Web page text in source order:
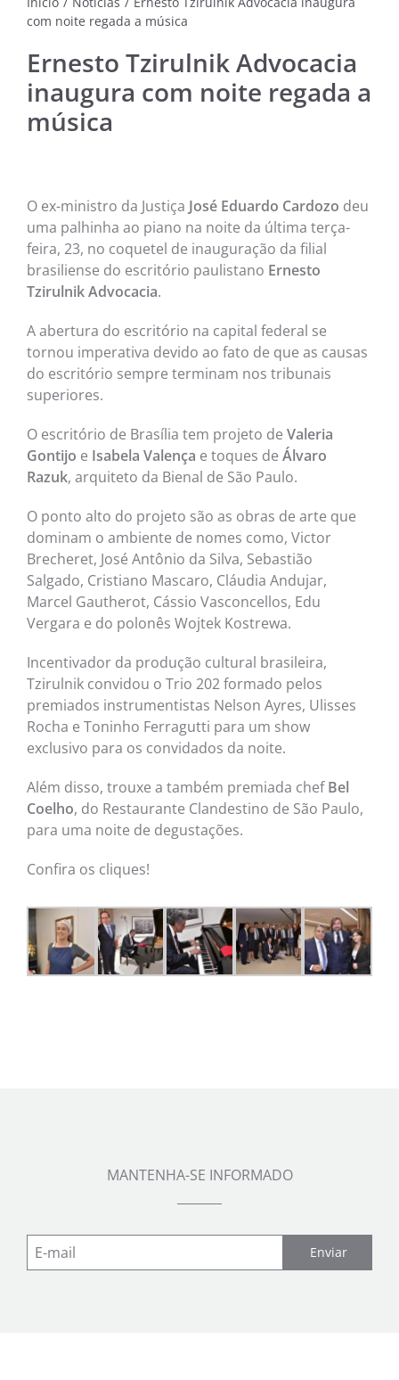
com noite regada a música
Ernesto Tzirulnik Advocacia
inaugura com noite regada a
música
O ex-ministro da Justiça José Eduardo Cardozo deu
uma palhinha ao piano na noite da última terça-
feira, 23, no coquetel de inauguração da filial
brasiliense do escritório paulistano Ernesto
Tzirulnik Advocacia.
A abertura do escritório na capital federal se
tornou imperativa devido ao fato de que as causas
do escritório sempre terminam nos tribunais
superiores.
O escritório de Brasília tem projeto de Valeria
Gontijo e Isabela Valença e toques de Álvaro
Razuk, arquiteto da Bienal de São Paulo.
O ponto alto do projeto são as obras de arte que
dominam o ambiente de nomes como, Victor
Brecheret, José Antônio da Silva, Sebastião
Salgado, Cristiano Mascaro, Cláudia Andujar,
Marcel Gautherot, Cássio Vasconcellos, Edu
Vergara e do polonês Wojtek Kostrewa.
Incentivador da produção cultural brasileira,
Tzirulnik convidou o Trio 202 formado pelos
premiados instrumentistas Nelson Ayres, Ulisses
Rocha e Toninho Ferragutti para um show
exclusivo para os convidados da noite.
Além disso, trouxe a também premiada chefBel
Coelho, do Restaurante Clandestino de São Paulo,
para uma noite de degustações.
Confira os cliques!
MANTENHA-SE INFORMADO
Enviar